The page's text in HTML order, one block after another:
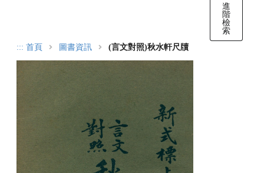
進
階
檢
索
::: 首頁 圖書資訊 (言文對照)秋水軒尺牘